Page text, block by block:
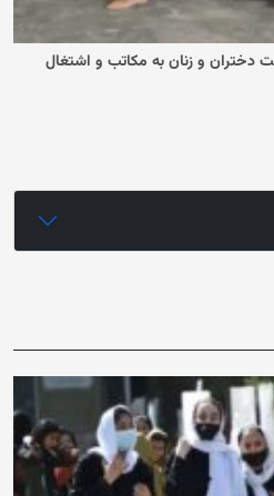
و زنان به مکاتب و اشتغال